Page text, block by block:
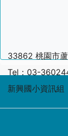
33862 桃園市
Tel：03-
新興國小資訊組